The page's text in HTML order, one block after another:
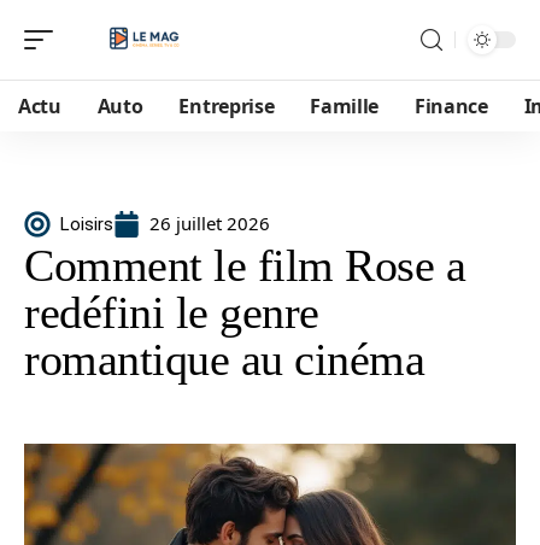
Actu Auto Entreprise Famille Finance
Loisirs 26 juillet 2026
Comment le film Rose a
redéfini le genre
romantique au cinéma